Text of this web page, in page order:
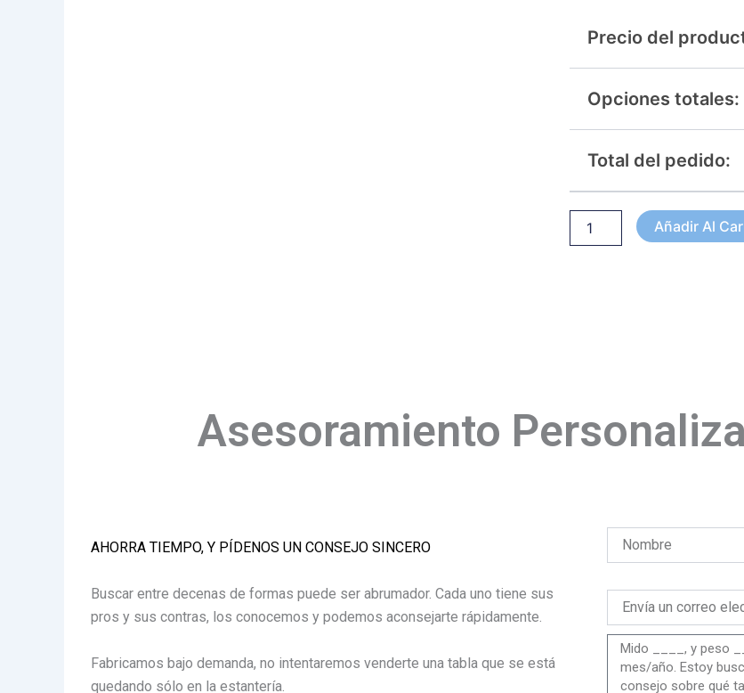
Precio del
Opciones totales:
Total del pedido:
Añadir Al
Asesoramiento
AHORRA TIEMPO, Y PÍDENOS UN CONSEJO SINCERO
Buscar entre decenas de formas puede ser abrumador. Cada uno tiene sus
pros y sus contras, los conocemos y podemos aconsejarte rápidamente.
Fabricamos bajo demanda, no intentaremos venderte una tabla que se está
quedando sólo en la estantería.